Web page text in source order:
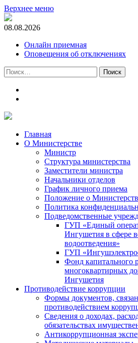
Верхнее меню
08.08.2026
Онлайн приемная
Оповещения об отключениях
Найти:
Главная
О Министерстве
Министр
Cтруктура министерства
Заместители министра
Начальники отделов
График личного приема
Положение о
Политика
Подведомственные
ГУП «Единый
Ингушетия в сфере
водоотведения»
ГУП
Фонд капитального
многоквартирных
Ингушетия
Противодействие коррупции
Формы документов,
противодействием
Сведения о доходах,
обязательствах
Антикоррупционная